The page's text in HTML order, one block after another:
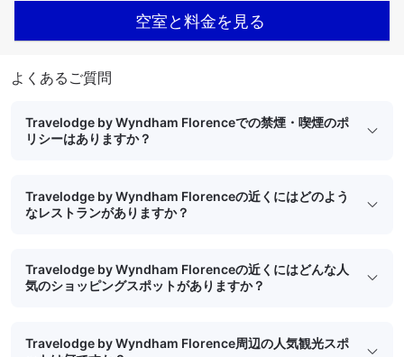
空室と料金を見る
よくあるご質問
Travelodge by Wyndham Florenceでの禁煙・喫煙のポ
リシーはありますか？
Travelodge by Wyndham Florenceの近くにはどのよう
なレストランがありますか？
Travelodge by Wyndham Florenceの近くにはどんな人
気のショッピングスポットがありますか？
Travelodge by Wyndham Florence周辺の人気観光スポ